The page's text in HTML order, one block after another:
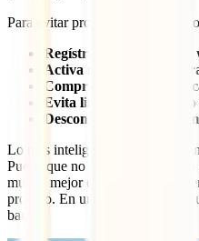
Para evitar problemas, quédate
Regístrate primero en la
Activa notificaciones
Compra únicamente en
Evita links sospechosos
Desconfía de precios
Lo más inteligente es tener
Puede que no consigas el partido
mucho mejor que arriesgarte a
proceso. En un evento así, lo
barato.